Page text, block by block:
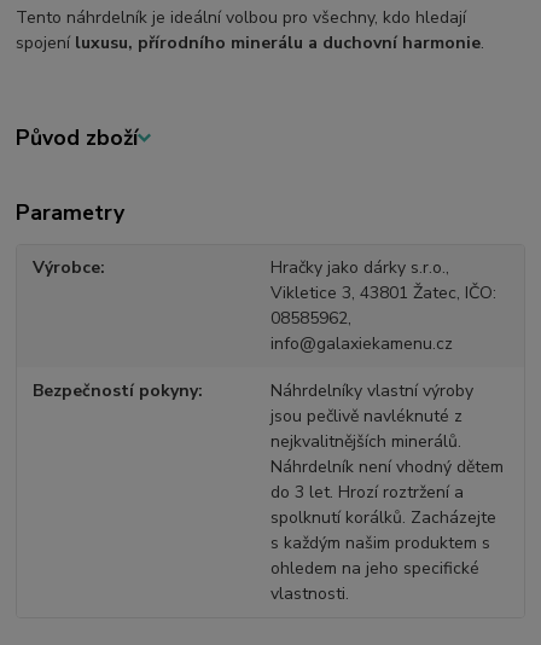
Tento náhrdelník je ideální volbou pro všechny, kdo hledají
spojení luxusu, přírodního minerálu a duchovní harmonie.
Původ zboží
Parametry
Výrobce
Hračky jako dárky s.r.o.,
Vikletice 3, 43801 Žatec, IČO:
08585962,
info@galaxiekamenu.cz
Bezpečností pokyny
Náhrdelníky vlastní výroby
jsou pečlivě navléknuté z
nejkvalitnějších minerálů.
Náhrdelník není vhodný dětem
do 3 let. Hrozí roztržení a
spolknutí korálků. Zacházejte
s každým našim produktem s
ohledem na jeho specifické
vlastnosti.